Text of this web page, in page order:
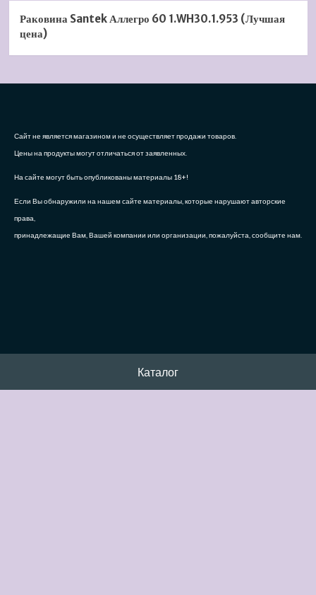
Раковина Santek Аллегро 60 1.WH30.1.953 (Лучшая
цена)
Сайт не является магазином и не осуществляет продажи товаров.
Цены на продукты могут отличаться от заявленных.
На сайте могут быть опубликованы материалы 18+!
Если Вы обнаружили на нашем сайте материалы, которые нарушают авторские
права,
принадлежащие Вам, Вашей компании или организации, пожалуйста, сообщите нам.
Каталог